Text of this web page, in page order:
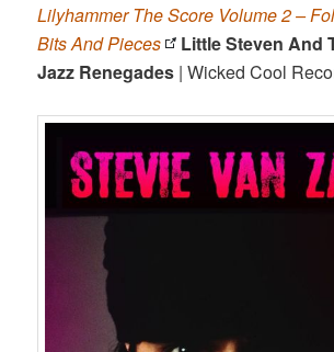
Lilyhammer The Score Volume 2 –
Bits And Pieces
Little Steven And
Jazz Renegades | Wicked Cool